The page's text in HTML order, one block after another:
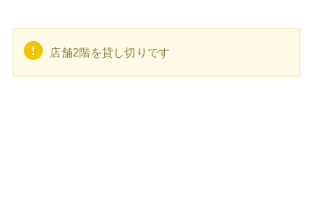
店舗2階を貸し切りです